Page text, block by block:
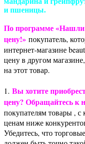
и пшеницы.
По программе
цену!» покупатель,
интернет-магазине
цену в другом
на этот товар.
1. Вы хотите
цену? Обращайтесь к
покупателям товары ,
ценам ниже
Убедитесь, что